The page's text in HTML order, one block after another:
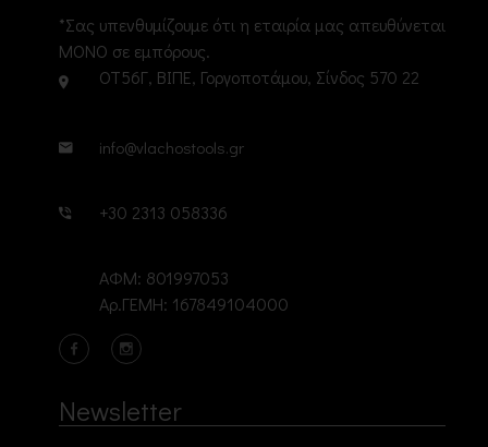
*Σας υπενθυμίζουμε ότι η εταιρία μας απευθύνεται
ΜΟΝΟ σε εμπόρους.
ΟΤ56Γ, ΒΙΠΕ, Γοργοποτάμου, Σίνδος 570 22
info@vlachostools.gr
+30 2313 058336
ΑΦΜ: 801997053
Αρ.ΓΕΜΗ: 167849104000
Newsletter